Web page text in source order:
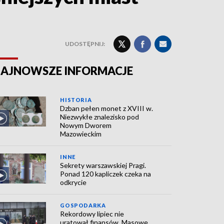
UDOSTĘPNIJ:
INFORMACJE
HISTORIA
Dzban pełen monet z XVIII w.
Niezwykłe znalezisko pod
Nowym Dworem
Mazowieckim
INNE
Sekrety warszawskiej Pragi.
Ponad 120 kapliczek czeka na
odkrycie
GOSPODARKA
Rekordowy lipiec nie
uratował finansów. Masowe